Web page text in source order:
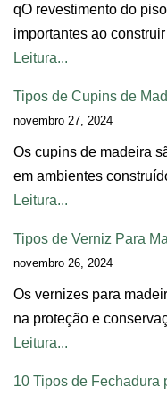
qO revestimento do
importantes ao
Leitura...
Tipos de Cupins de
novembro 27, 2024
Os cupins de madeira
em ambientes
Leitura...
Tipos de Verniz Para
novembro 26, 2024
Os vernizes para
na proteção e
Leitura...
10 Tipos de Fechadura